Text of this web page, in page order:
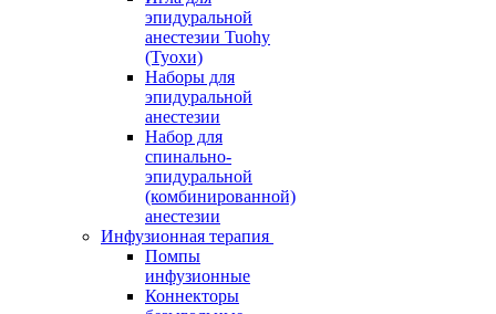
эпидуральной
анестезии Tuohy
(Туохи)
Наборы для
эпидуральной
анестезии
Набор для
спинально-
эпидуральной
(комбинированной)
анестезии
Инфузионная терапия
Помпы
инфузионные
Коннекторы